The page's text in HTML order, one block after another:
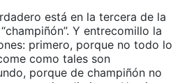
está en la tercera de la
Y entrecomillo la
primero, porque no todo lo
como tales son
porque de champiñón no